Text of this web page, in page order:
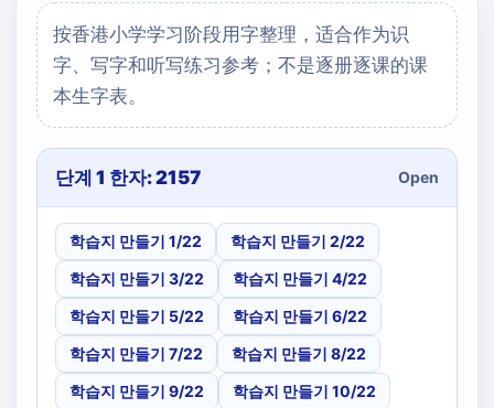
按香港小学学习阶段用字整理，适合作为识
字、写字和听写练习参考；不是逐册逐课的课
本生字表。
단계 1 한자: 2157 Open
학습지 만들기 1/22
학습지 만들기 2/22
학습지 만들기 3/22
학습지 만들기 4/22
학습지 만들기 5/22
학습지 만들기 6/22
학습지 만들기 7/22
학습지 만들기 8/22
학습지 만들기 9/22
학습지 만들기 10/22